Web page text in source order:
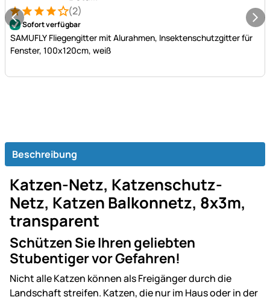
Bewertung: 4 von 5 (2 Bewertungen)
2 Bewertungen
(2)
Sofort verfügbar
SAMUFLY Fliegengitter mit Alurahmen, Insektenschutzgitter für
Fenster, 100x120cm, weiß
Beschreibung
Katzen-Netz, Katzenschutz-
Netz, Katzen Balkonnetz, 8x3m,
transparent
Schützen Sie Ihren geliebten
Stubentiger vor Gefahren!
Nicht alle Katzen können als Freigänger durch die
Landschaft streifen. Katzen, die nur im Haus oder in der